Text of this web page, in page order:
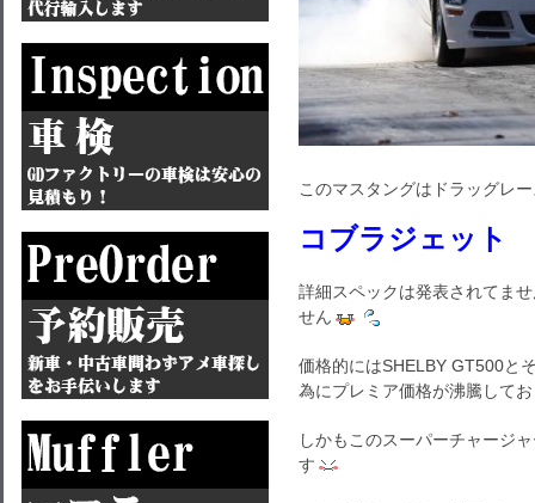
このマスタングはドラッグレ
コブラジェット
詳細スペックは発表されてま
せん
価格的にはSHELBY GT500と
為にプレミア価格が沸騰して
しかもこのスーパーチャージ
す